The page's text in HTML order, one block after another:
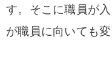
す。 そこに職員が
が職員に向いても